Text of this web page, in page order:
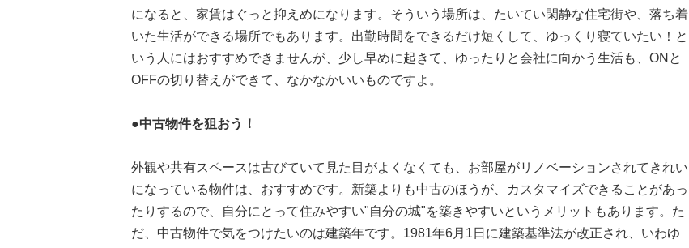
になると、家賃はぐっと抑えめになります。そういう場所は、たいてい閑静な住宅街や、落ち着
いた生活ができる場所でもあります。出勤時間をできるだけ短くして、ゆっくり寝ていたい！と
いう人にはおすすめできませんが、少し早めに起きて、ゆったりと会社に向かう生活も、ONと
OFFの切り替えができて、なかなかいいものですよ。
●中古物件を狙おう！
外観や共有スペースは古びていて見た目がよくなくても、お部屋がリノベーションされてきれい
になっている物件は、おすすめです。新築よりも中古のほうが、カスタマイズできることがあっ
たりするので、自分にとって住みやすい"自分の城"を築きやすいというメリットもあります。た
だ、中古物件で気をつけたいのは建築年です。1981年6月1日に建築基準法が改正され、いわゆ